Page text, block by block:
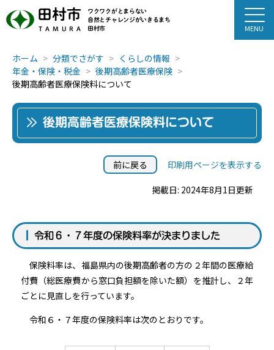
田村市
TAMURA
ワクワクがとまらない
自然とチャレンジがいきるまち
田村市
ホーム 分類でさがす
くらしの情報
年金・保険・税金
後期高齢者医療保険
後期高齢者医療保険料について
後期高齢者医療保険料について
前に戻る 印刷用ページを表示する
掲載日: 2024年8月1日更新
令和６・７年度の保険料率が決まりました
保険料率は、福島県内の後期高齢者の方の２年間の医療給
付費（総医療費から窓口負担額を除いた額）を推計し、２年
ごとに見直しを行っています。
令和６・７年度の保険料率は次のとおりです。